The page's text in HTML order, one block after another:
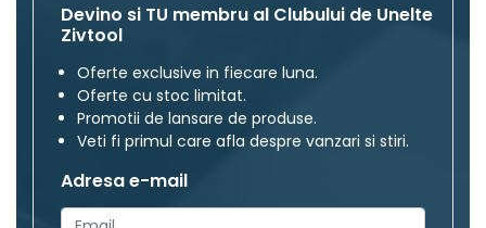
Devino si TU membru al Clubului de Unelte
Zivtool
Oferte exclusive in fiecare luna.
Oferte cu stoc limitat.
Promotii de lansare de produse.
Veti fi primul care afla despre vanzari si stiri.
Adresa e-mail